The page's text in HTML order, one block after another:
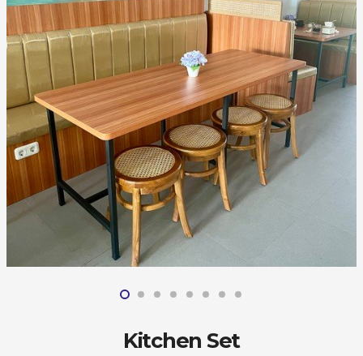
Kitchen Set